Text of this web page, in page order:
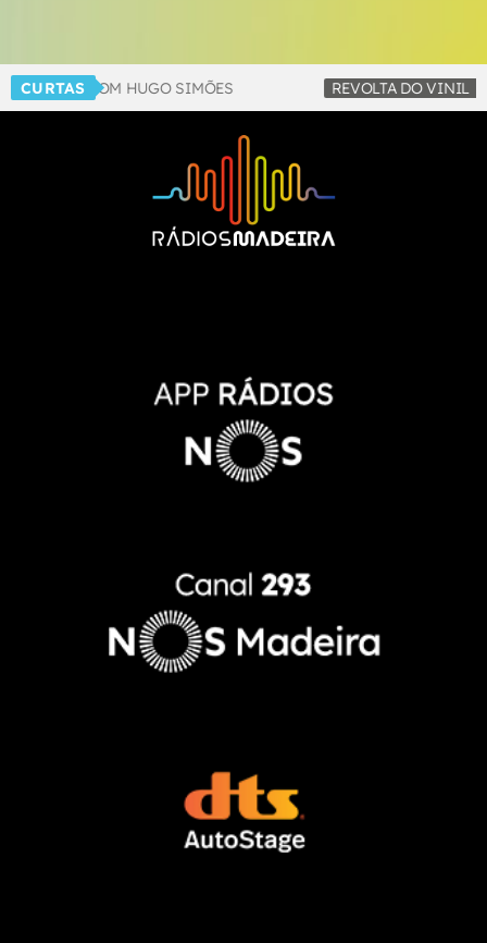
CURTAS
FM, COM HUGO SIMÕES REVOLTA DO VINIL